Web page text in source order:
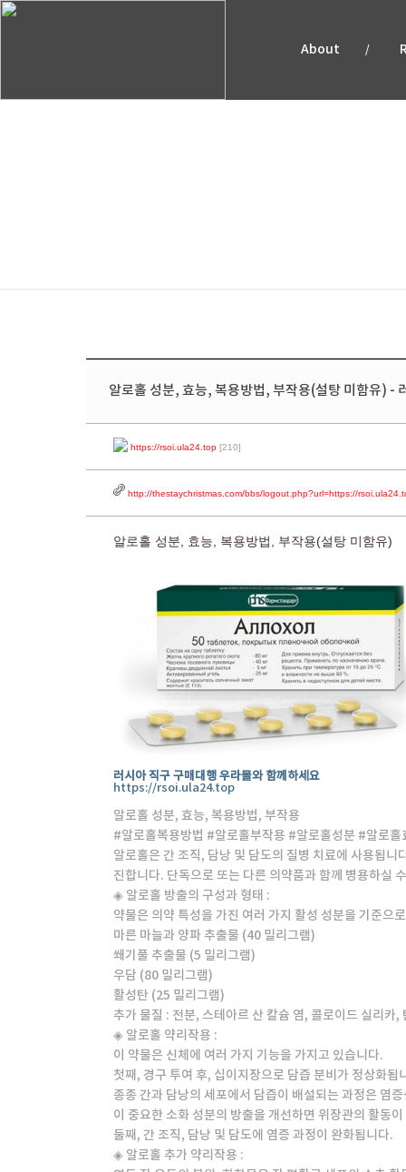
About /
알로홀 성분, 효능, 복용방법, 부작용(설탕 미함유)
https://rsoi.ula24.top [210]
http://thestaychristmas.com/bbs/logout.php?url=https://
알로홀 성분, 효능, 복용방법, 부작용(설탕 미함유)
러시아 직구 구매대행 우라몰와 함께하세요
https://rsoi.ula24.top
알로홀 성분, 효능, 복용방법, 부작용
#알로홀복용방법 #알로홀부작용 #알로홀성분 #알로
알로홀은 간 조직, 담낭 및 담도의 질병 치료에 사용됩
진합니다. 단독으로 또는 다른 의약품과 함께 병용하실
◈ 알로홀 방출의 구성과 형태 :
약물은 의약 특성을 가진 여러 가지 활성 성분을 기준으
마른 마늘과 양파 추출물 (40 밀리그램)
쐐기풀 추출물 (5 밀리그램)
우담 (80 밀리그램)
활성탄 (25 밀리그램)
추가 물질 : 전분, 스테아르 산 칼슘 염, 콜로이드 실리카
◈ 알로홀 약리작용 :
이 약물은 신체에 여러 가지 기능을 가지고 있습니다.
첫째, 경구 투여 후, 십이지장으로 담즙 분비가 정상화됩
종종 간과 담낭의 세포에서 담즙이 배설되는 과정은 염
이 중요한 소화 성분의 방출을 개선하면 위장관의 활동
둘째, 간 조직, 담낭 및 담도에 염증 과정이 완화됩니다.
◈ 알로홀 추가 약리작용 :